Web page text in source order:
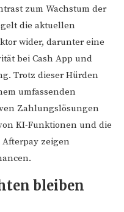
zum Wachstum der
die aktuellen
wider, darunter eine
bei Cash App und
Trotz dieser Hürden
umfassenden
Zahlungslösungen
KI-Funktionen und die
zeigen
bleiben